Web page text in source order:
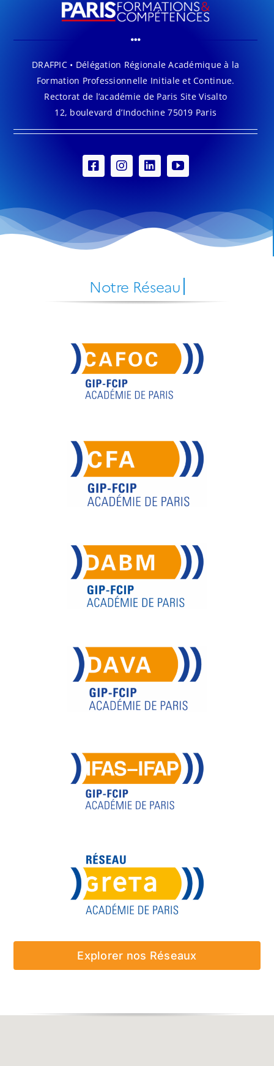
DRAFPIC • Délégation Régionale Académique à la
Formation Professionnelle Initiale et Continue.
Rectorat de l’académie de Paris Site Visalto
12, boulevard d’Indochine 75019 Paris
Explorer nos Réseaux